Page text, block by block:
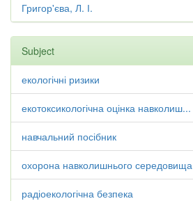
Григор'єва, Л. І.
Subject
екологічні ризики
екотоксикологічна оцінка навколиш...
навчальний посібник
охорона навколишнього середовища
радіоекологічна безпека